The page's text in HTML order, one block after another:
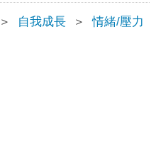
＞ 自我成長 ＞ 情緒/壓力